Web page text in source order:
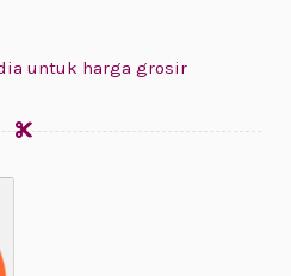
untuk harga grosir